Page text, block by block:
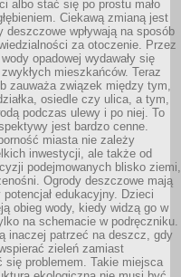
albo stać się po prostu mało
Ciekawą zmianą jest
deszczowe wpływają na sposób
za otoczenie. Przez
opadowej wydawały się
mieszkańców. Teraz
zauważa związek między tym,
osiedle czy ulica, a tym,
podczas ulewy i po niej. To
jest bardzo cenne.
miasta nie zależy
inwestycji, ale także od
podejmowanych blisko ziemi,
Ogrody deszczowe mają
potencjał edukacyjny. Dzieci
obieg wody, kiedy widzą go w
na schemacie w podręczniku.
inaczej patrzeć na deszcz, gdy
zieleń zamiast
się problemem. Takie miejsca